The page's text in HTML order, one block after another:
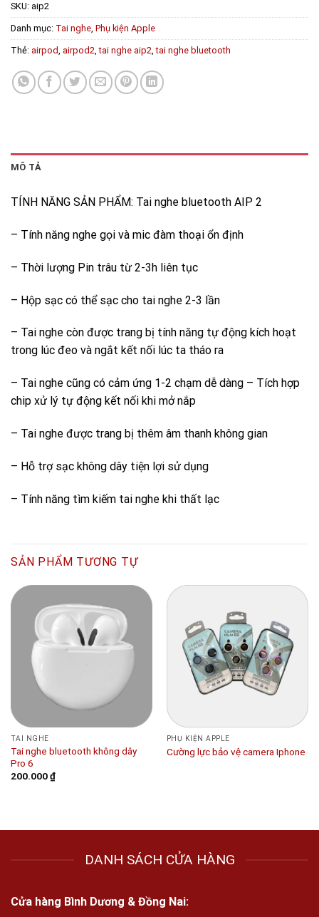
SKU: aip2
Danh mục: Tai nghe, Phụ kiện Apple
Thẻ: airpod, airpod2,tai nghe aip2,tai nghe bluetooth
MÔ TẢ
TÍNH NĂNG SẢN PHẨM: Tai nghe bluetooth AIP 2
– Tính năng nghe gọi và mic đàm thoại ổn định
– Thời lượng Pin trâu từ 2-3h liên tục
– Hộp sạc có thể sạc cho tai nghe 2-3 lần
– Tai nghe còn được trang bị tính năng tự động kích hoạt
trong lúc đeo và ngắt kết nối lúc ta tháo ra
– Tai nghe cũng có cảm ứng 1-2 chạm dễ dàng – Tích hợp
chip xử lý tự động kết nối khi mở nắp
– Tai nghe được trang bị thêm âm thanh không gian
– Hỗ trợ sạc không dây tiện lợi sử dụng
– Tính năng tìm kiếm tai nghe khi thất lạc
SẢN PHẨM TƯƠNG TỰ
TAI NGHE
Tai nghe bluetooth không dây
Pro 6
200.000₫
PHỤ KIỆN APPLE
Cường lực bảo vệ camera Iphone
DANH SÁCH CỬA HÀNG
Cửa hàng Bình Dương & Đồng Nai: